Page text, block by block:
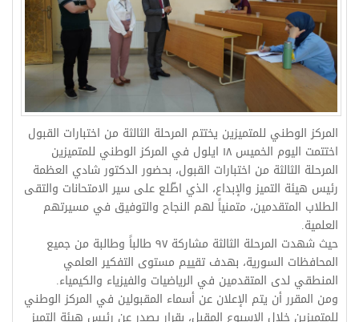
المركز الوطني للمتميزين يختتم المرحلة الثالثة من اختبارات القبول
اختتمت اليوم الخميس ١٨ ايلول في المركز الوطني للمتميزين
المرحلة الثالثة من اختبارات القبول، بحضور الدكتور شادي العظمة
رئيس هيئة التميز والإبداع، الذي اطّلع على سير الامتحانات والتقى
الطلاب المتقدمين، متمنياً لهم النجاح والتوفيق في مسيرتهم
العلمية.
حيث شهدت المرحلة الثالثة مشاركة ٩٧ طالباً وطالبة من جميع
المحافظات السورية، بهدف تقييم مستوى التفكير العلمي
المنطقي لدى المتقدمين في الرياضيات والفيزياء والكيمياء.
ومن المقرر أن يتم الإعلان عن أسماء المقبولين في المركز الوطني